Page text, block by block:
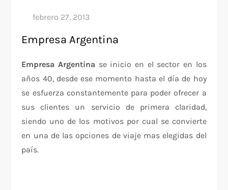
Empresa Argentina
Empresa Argentina se inicio en el sector en los
años 40, desde ese momento hasta el día de hoy
se esfuerza constantemente para poder ofrecer a
sus clientes un servicio de primera claridad,
siendo uno de los motivos por cual se convierte
en una de las opciones de viaje mas elegidas del
país.